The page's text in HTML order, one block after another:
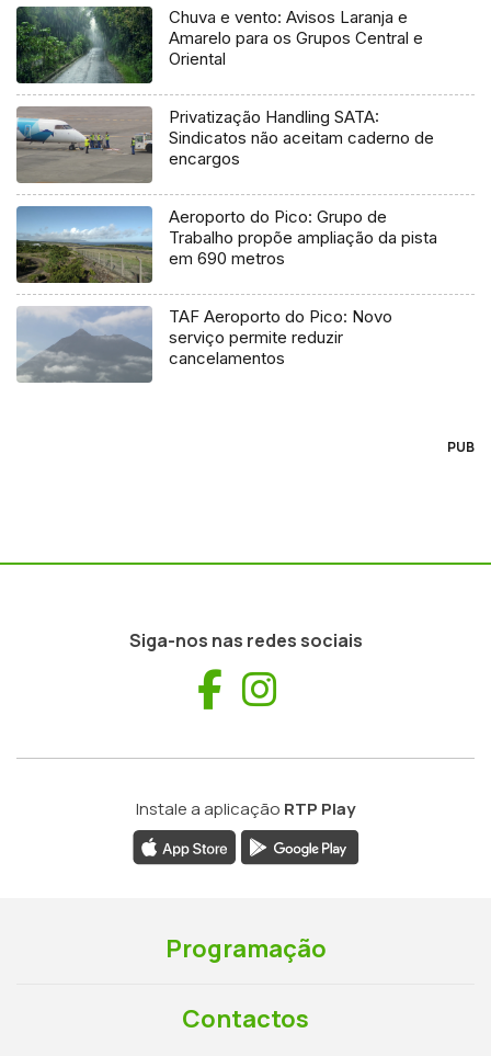
Chuva e vento: Avisos Laranja e
Amarelo para os Grupos Central e
Oriental
Privatização Handling SATA:
Sindicatos não aceitam caderno de
encargos
Aeroporto do Pico: Grupo de
Trabalho propõe ampliação da pista
em 690 metros
TAF Aeroporto do Pico: Novo
serviço permite reduzir
cancelamentos
PUB
Siga-nos nas redes sociais
Facebook
Instale a aplicação RTP Play
Programação
Contactos